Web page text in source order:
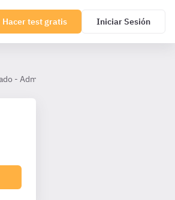
Hacer test gratis Iniciar Sesión
- Administrativos UDC